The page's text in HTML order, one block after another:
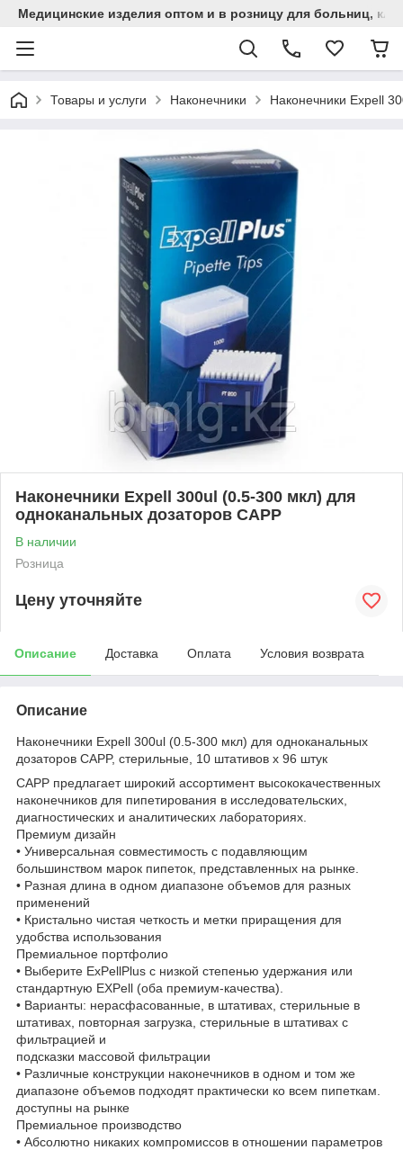
Медицинские изделия оптом и в розницу для больниц,
Товары и услуги Наконечники Наконечники Expell
Наконечники Expell 300ul (0.5-300 мкл) для
одноканальных дозаторов CAPP
В наличии
Розница
Цену уточняйте
Описание Доставка Оплата Условия возврата
Описание
Наконечники Expell 300ul (0.5-300 мкл) для одноканальных
дозаторов CAPP, стерильные, 10 штативов х 96 штук
CAPP предлагает широкий ассортимент высококачественных
наконечников для пипетирования в исследовательских,
диагностических и аналитических лабораториях.
Премиум дизайн
• Универсальная совместимость с подавляющим
большинством марок пипеток, представленных на рынке.
• Разная длина в одном диапазоне объемов для разных
применений
• Кристально чистая четкость и метки приращения для
удобства использования
Премиальное портфолио
• Выберите ExPellPlus с низкой степенью удержания или
стандартную EXPell (оба премиум-качества).
• Варианты: нерасфасованные, в штативах, стерильные в
штативах, повторная загрузка, стерильные в штативах с
фильтрацией и
подсказки массовой фильтрации
• Различные конструкции наконечников в одном и том же
диапазоне объемов подходят практически ко всем пипеткам.
доступны на рынке
Премиальное производство
• Абсолютно никаких компромиссов в отношении параметров